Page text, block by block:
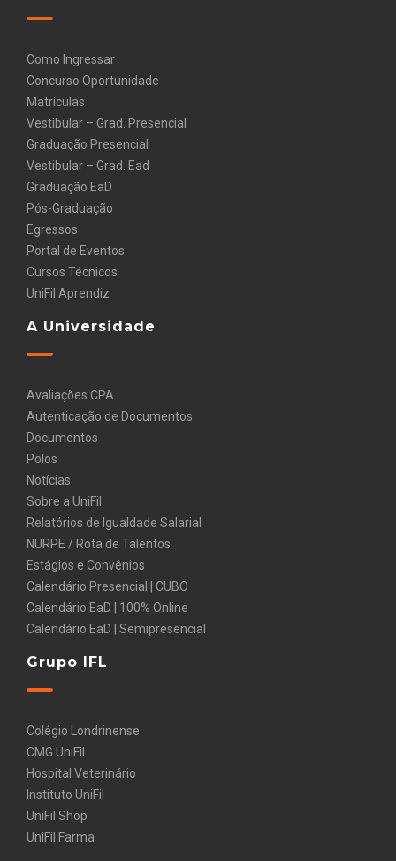
Como Ingressar
Concurso Oportunidade
Matrículas
Vestibular – Grad. Presencial
Graduação Presencial
Vestibular – Grad. Ead
Graduação EaD
Pós-Graduação
Egressos
Portal de Eventos
Cursos Técnicos
UniFil Aprendiz
A Universidade
Avaliações CPA
Autenticação de Documentos
Documentos
Polos
Notícias
Sobre a UniFil
Relatórios de Igualdade Salarial
NURPE / Rota de Talentos
Estágios e Convênios
Calendário Presencial | CUBO
Calendário EaD | 100% Online
Calendário EaD | Semipresencial
Grupo IFL
Colégio Londrinense
CMG UniFil
Hospital Veterinário
Instituto UniFil
UniFil Shop
UniFil Farma